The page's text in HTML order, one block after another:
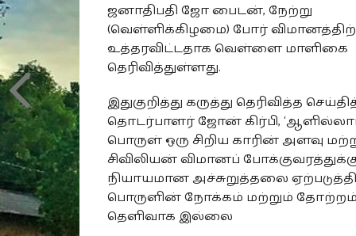
ஜனாதிபதி ஜோ பைடன், நேற்று
(வெள்ளிக்கிழமை) போர்
உத்தரவிட்டதாக வெள்ளை மாளிகை
தெரிவித்துள்ளது.
இதுகுறித்து கருத்து தெரிவித்த
தொடர்பாளர் ஜோன் கிர்பி,
பொருள் ஒரு சிறிய காரின் அளவு
சிவிலியன் விமானப்
நியாயமான அச்சுறுத்தலை
பொருளின் நோக்கம் மற்றும் தோற்றம்
தெளிவாக இல்லை